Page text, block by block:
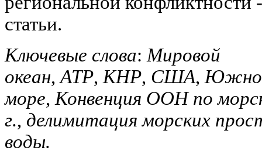
статьи.
Ключевые слова: Мировой
океан,АТР, КНР, США,
море, Конвенция ООН по
г., делимитация морских
воды.